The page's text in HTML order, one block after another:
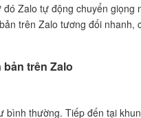
Zalo tự động chuyển
trên Zalo tương đối
trên Zalo
thường. Tiếp đến tại